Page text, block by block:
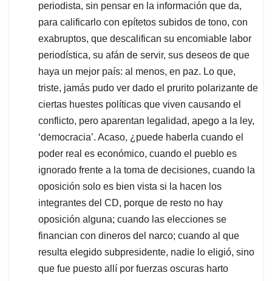
periodista, sin pensar en la información que da,
para calificarlo con epítetos subidos de tono, con
exabruptos, que descalifican su encomiable labor
periodística, su afán de servir, sus deseos de que
haya un mejor país: al menos, en paz. Lo que,
triste, jamás pudo ver dado el prurito polarizante de
ciertas huestes políticas que viven causando el
conflicto, pero aparentan legalidad, apego a la ley,
‘democracia’. Acaso, ¿puede haberla cuando el
poder real es económico, cuando el pueblo es
ignorado frente a la toma de decisiones, cuando la
oposición solo es bien vista si la hacen los
integrantes del CD, porque de resto no hay
oposición alguna; cuando las elecciones se
financian con dineros del narco; cuando al que
resulta elegido subpresidente, nadie lo eligió, sino
que fue puesto allí por fuerzas oscuras harto